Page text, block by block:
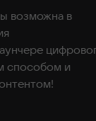
возможна в
способом и